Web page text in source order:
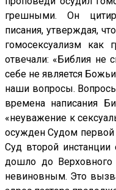
грешными. Он
писания, утверждая,
гомосексуализм как
отвечали: «Библия не
себе не является
наши вопросы.
времена написания
«неуважение к
осужден Судом первой
Суд второй
дошло до Верховного
невиновным. Это